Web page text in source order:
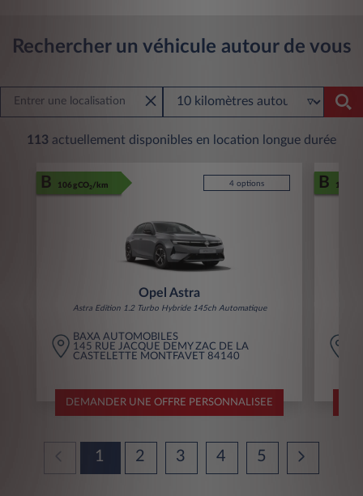
Rechercher un véhicule autour de vous
113 actuellement disponibles en location longue durée
B 106 gCO2/km 4 options
Opel Astra
Astra Edition 1.2 Turbo Hybride 145ch Automatique
BAXA AUTOMOBILES
145 RUE JACQUE DEMY ZAC DE LA
CASTELETTE MONTFAVET 84140
DEMANDER UNE OFFRE PERSONNALISEE
B 106
1 2 3 4 5